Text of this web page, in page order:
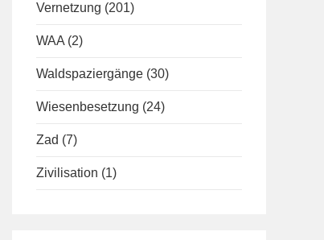
Vernetzung (201)
WAA (2)
Waldspaziergänge (30)
Wiesenbesetzung (24)
Zad (7)
Zivilisation (1)